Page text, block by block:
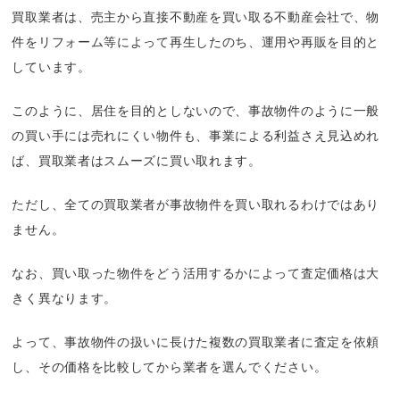
買取業者は、売主から直接不動産を買い取る不動産会社で、物
件をリフォーム等によって再生したのち、運用や再販を目的と
しています。
このように、居住を目的としないので、事故物件のように一般
の買い手には売れにくい物件も、事業による利益さえ見込めれ
ば、買取業者はスムーズに買い取れます。
ただし、全ての買取業者が事故物件を買い取れるわけではあり
ません。
なお、買い取った物件をどう活用するかによって査定価格は大
きく異なります。
よって、事故物件の扱いに長けた複数の買取業者に査定を依頼
し、その価格を比較してから業者を選んでください。